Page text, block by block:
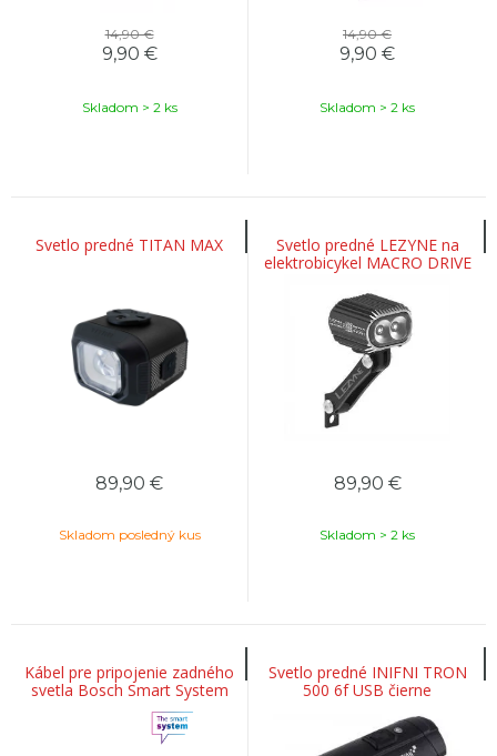
14,90 €
9,90 €
Skladom > 2 ks
14,90 €
9,90 €
Skladom > 2 ks
Svetlo predné TITAN MAX
89,90 €
Skladom posledný kus
Svetlo predné LEZYNE na
elektrobicykel MACRO DRIVE
1000 LED
89,90 €
Skladom > 2 ks
Kábel pre pripojenie zadného
svetla Bosch Smart System
Svetlo predné INIFNI TRON
500 6f USB čierne